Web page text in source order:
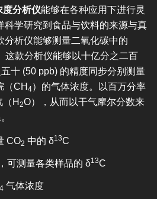
分析仪能够在各种应用下进行灵
科学研究到食品与饮料的来源与真
分析仪能够测量二氧化碳中的
款分析仪能够以十亿分之二百
十 (50 ppb) 的精度同步分别测量
（CH 4）的气体浓度。以百万分率
（H 2O），从而以干气摩尔分数来
。
CO2 中的 δ13C
可测量各类样品的 δ13C
4 气体浓度